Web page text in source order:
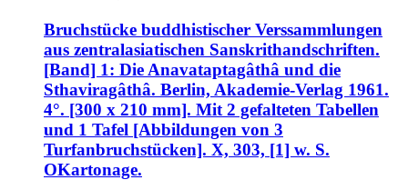
Bruchstücke buddhistischer Verssammlungen
aus zentralasiatischen Sanskrithandschriften.
[Band] 1: Die Anavataptagâthâ und die
Sthaviragâthâ. Berlin, Akademie-Verlag 1961.
4°. [300 x 210 mm]. Mit 2 gefalteten Tabellen
und 1 Tafel [Abbildungen von 3
Turfanbruchstücken]. X, 303, [1] w. S.
OKartonage.